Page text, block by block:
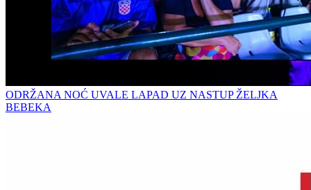
ODRŽANA NOĆ UVALE LAPAD UZ NASTUP ŽELJKA
BEBEKA